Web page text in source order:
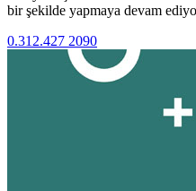
bir şekilde yapmaya devam
0.312.427 2090